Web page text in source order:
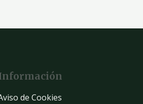
de Cookies